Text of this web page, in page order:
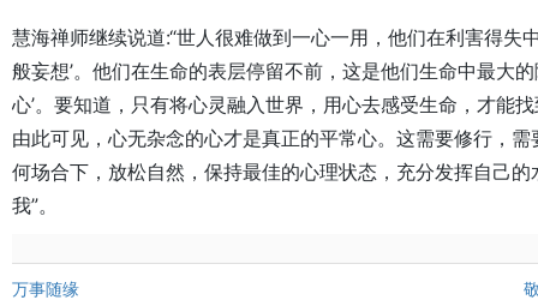
慧海禅师继续说道:“世人很难做到一心一用，他们在利害得失
般妄想’。他们在生命的表层停留不前，这是他们生命中最大
心’。要知道，只有将心灵融入世界，用心去感受生命，才能
由此可见，心无杂念的心才是真正的平常心。这需要修行，
何场合下，放松自然，保持最佳的心理状态，充分发挥自己
我”。
万事随缘